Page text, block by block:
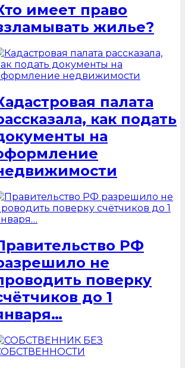
имеет право
жилье?
палата
как подать
на
РФ
не
поверку
до 1